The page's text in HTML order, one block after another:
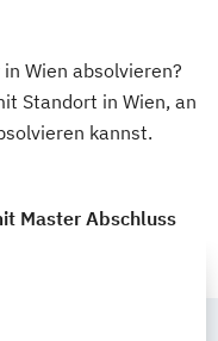
Wien absolvieren?
Standort in Wien, an
kannst.
Master Abschluss